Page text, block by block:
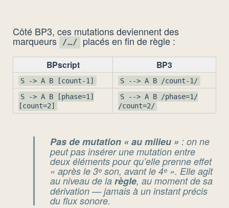
Côté BP3, ces mutations deviennent des
marqueurs /…/ placés en fin de règle :
BPscript BP3
S -> A B [count-1]
S --> A B /count-1/
S -> A B [phase=1]
[count=2]
S --> A B /phase=1/
/count=2/
Pas de mutation « au milieu » : on ne
peut pas insérer une mutation entre
deux éléments pour qu’elle prenne effet
« après le 3ᵉ son, avant le 4ᵉ ». Elle agit
au niveau de la règle, au moment de sa
dérivation — jamais à un instant précis
du flux sonore.